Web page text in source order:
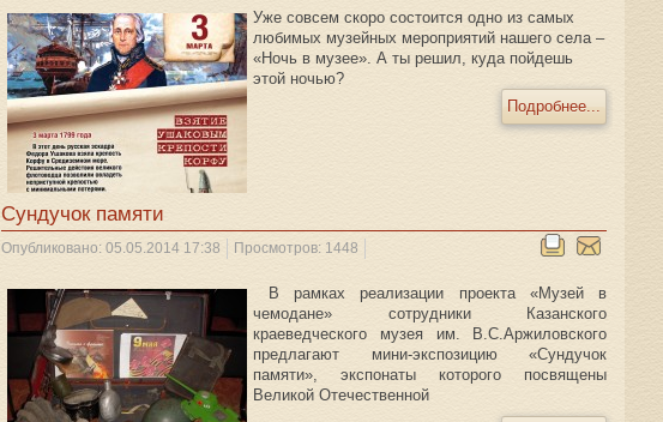
Уже совсем скоро состоится одно из самых
любимых музейных мероприятий нашего села –
«Ночь в музее». А ты решил, куда пойдешь
этой ночью?
Подробнее...
Сундучок памяти
Опубликовано: 05.05.2014 17:38 Просмотров: 1448
В рамках реализации проекта «Музей в
чемодане» сотрудники Казанского
краеведческого музея им. В.С.Аржиловского
предлагают мини-экспозицию «Сундучок
памяти», экспонаты которого посвящены
Великой Отечественной